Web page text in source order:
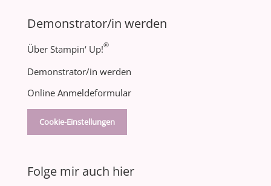
Demonstrator/in werden
Über Stampin‘ Up!®
Demonstrator/in werden
Online Anmeldeformular
Cookie-Einstellungen
Folge mir auch hier